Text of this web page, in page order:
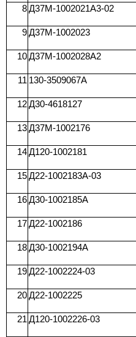
8Д37М-1002021А3-02
9Д37М-1002023
10Д37М-1002028А2
11 130-3509067A
12Д30-4618127
13Д37М-1002176
14Д120-1002181
15Д22-1002183А-03
16Д30-1002185А
17Д22-1002186
18Д30-1002194А
19Д22-1002224-03
20Д22-1002225
21 Д120-1002226-03